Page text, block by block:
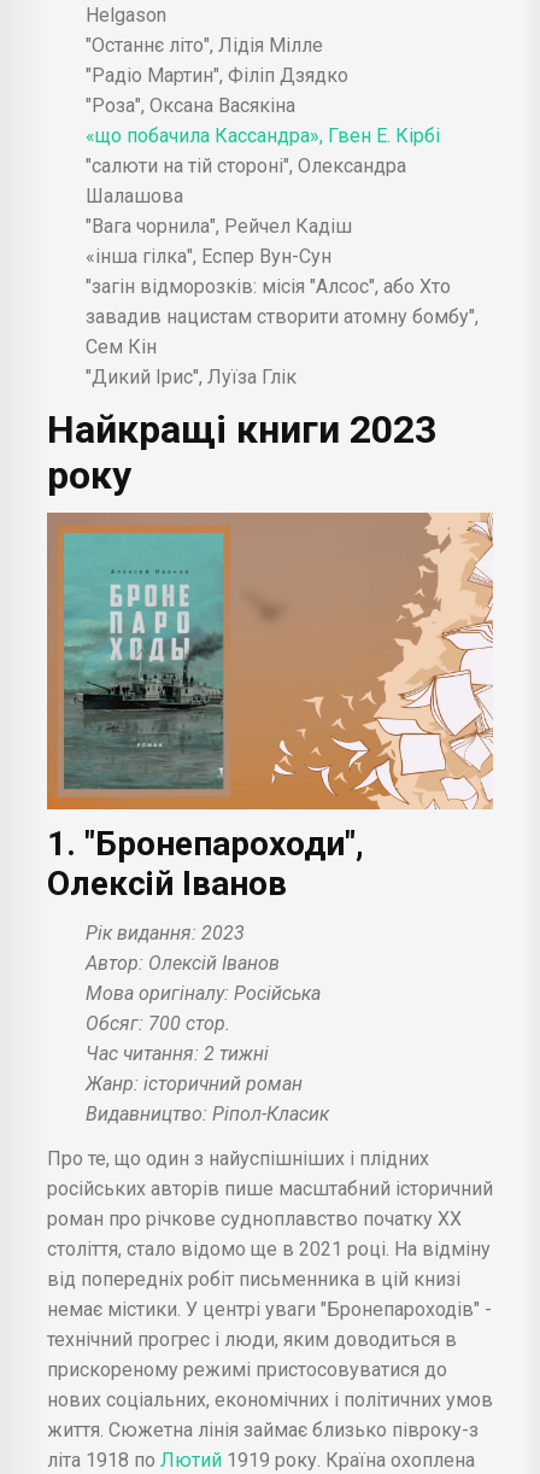
Helgason
"Останнє літо", Лідія Мілле
"Радіо Мартин", Філіп Дзядко
"Роза", Оксана Васякіна
«що побачила Кассандра», Гвен Е. Кірбі
"салюти на тій стороні", Олександра
Шалашова
"Вага чорнила", Рейчел Кадіш
«інша гілка", Еспер Вун-Сун
"загін відморозків: місія "Алсос", або Хто
завадив нацистам створити атомну бомбу",
Сем Кін
"Дикий Ірис", Луїза Глік
Найкращі книги 2023
року
1. "Бронепароходи",
Олексій Іванов
Рік видання: 2023
Автор: Олексій Іванов
Мова оригіналу: Російська
Обсяг: 700 стор.
Час читання: 2 тижні
Жанр: історичний роман
Видавництво: Ріпол-Класик
Про те, що один з найуспішніших і плідних
російських авторів пише масштабний історичний
роман про річкове судноплавство початку XX
століття, стало відомо ще в 2021 році. На відміну
від попередніх робіт письменника в цій книзі
немає містики. У центрі уваги "Бронепароходів" -
технічний прогрес і люди, яким доводиться в
прискореному режимі пристосовуватися до
нових соціальних, економічних і політичних умов
життя. Сюжетна лінія займає близько півроку-з
літа 1918 по Лютий 1919 року. Країна охоплена